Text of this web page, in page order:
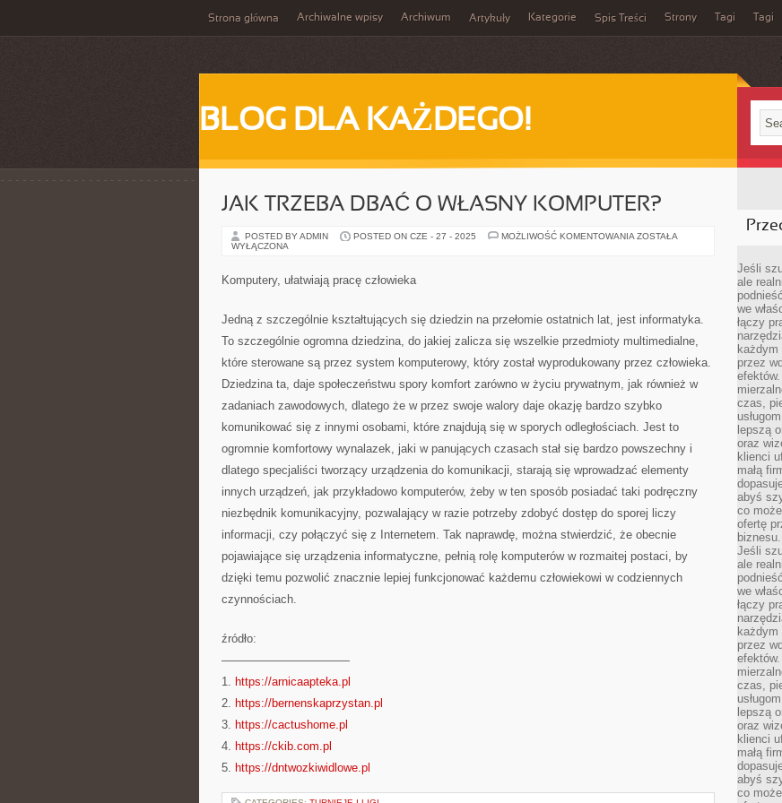
Strona główna Archiwalne wpisy Archiwum Artykuły Kategorie Spis Treści Strony Tagi Tagi
BLOG DLA KAŻDEGO!
JAK TRZEBA DBAĆ O WŁASNY KOMPUTER?
POSTED BY ADMIN POSTED ON CZE - 27 - 2025 MOŻLIWOŚĆ KOMENTOWANIA JAK
ZOSTAŁA
WYŁĄCZONA
Komputery, ułatwiają pracę człowieka
Jedną z szczególnie kształtujących się dziedzin na przełomie ostatnich lat, jest informatyka.
To szczególnie ogromna dziedzina, do jakiej zalicza się wszelkie przedmioty multimedialne,
które sterowane są przez system komputerowy, który został wyprodukowany przez człowieka.
Dziedzina ta, daje społeczeństwu spory komfort zarówno w życiu prywatnym, jak również w
zadaniach zawodowych, dlatego że w przez swoje walory daje okazję bardzo szybko
komunikować się z innymi osobami, które znajdują się w sporych odległościach. Jest to
ogromnie komfortowy wynalazek, jaki w panujących czasach stał się bardzo powszechny i
dlatego specjaliści tworzący urządzenia do komunikacji, starają się wprowadzać elementy
innych urządzeń, jak przykładowo komputerów, żeby w ten sposób posiadać taki podręczny
niezbędnik komunikacyjny, pozwalający w razie potrzeby zdobyć dostęp do sporej liczy
informacji, czy połączyć się z Internetem. Tak naprawdę, można stwierdzić, że obecnie
pojawiające się urządzenia informatyczne, pełnią rolę komputerów w rozmaitej postaci, by
dzięki temu pozwolić znacznie lepiej funkcjonować każdemu człowiekowi w codziennych
czynnościach.
źródło:
———————————
1. https://arnicaapteka.pl
2. https://bernenskaprzystan.pl
3. https://cactushome.pl
4. https://ckib.com.pl
5. https://dntwozkiwidlowe.pl
Jeśli
ale
we
łączy
każdym
przez
czas,
lepszą
oraz
klienci
małą
abyś
co
ofertę
biznesu.
Jeśli
ale
we
łączy
każdym
przez
czas,
lepszą
oraz
klienci
małą
abyś
co